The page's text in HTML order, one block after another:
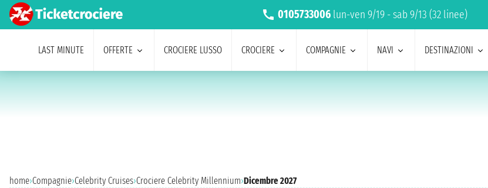
0105733006 lun-ven 9/19 - sab 9/13 (32 linee)
LAST MINUTE OFFERTE CROCIERE LUSSO CROCIERE COMPAGNIE NAVI DESTINAZIONI
home›Compagnie›Celebrity Cruises›Crociere Celebrity Millennium›Dicembre 2027